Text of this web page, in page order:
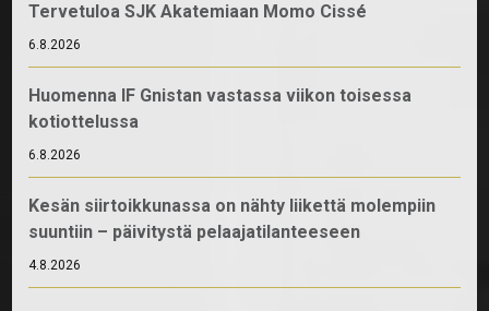
Tervetuloa SJK Akatemiaan Momo Cissé
6.8.2026
Huomenna IF Gnistan vastassa viikon toisessa
kotiottelussa
6.8.2026
Kesän siirtoikkunassa on nähty liikettä molempiin
suuntiin – päivitystä pelaajatilanteeseen
4.8.2026